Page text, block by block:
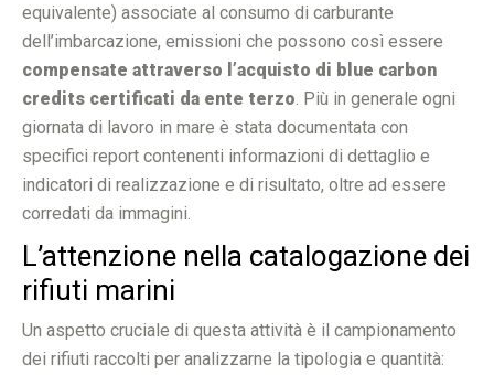
equivalente) associate al consumo di carburante
dell’imbarcazione, emissioni che possono così essere
compensate attraverso l’acquisto di blue carbon
credits certificati da ente terzo . Più in generale ogni
giornata di lavoro in mare è stata documentata con
specifici report contenenti informazioni di dettaglio e
indicatori di realizzazione e di risultato, oltre ad essere
corredati da immagini.
L’attenzione nella catalogazione dei
rifiuti marini
Un aspetto cruciale di questa attività è il campionamento
dei rifiuti raccolti per analizzarne la tipologia e quantità: